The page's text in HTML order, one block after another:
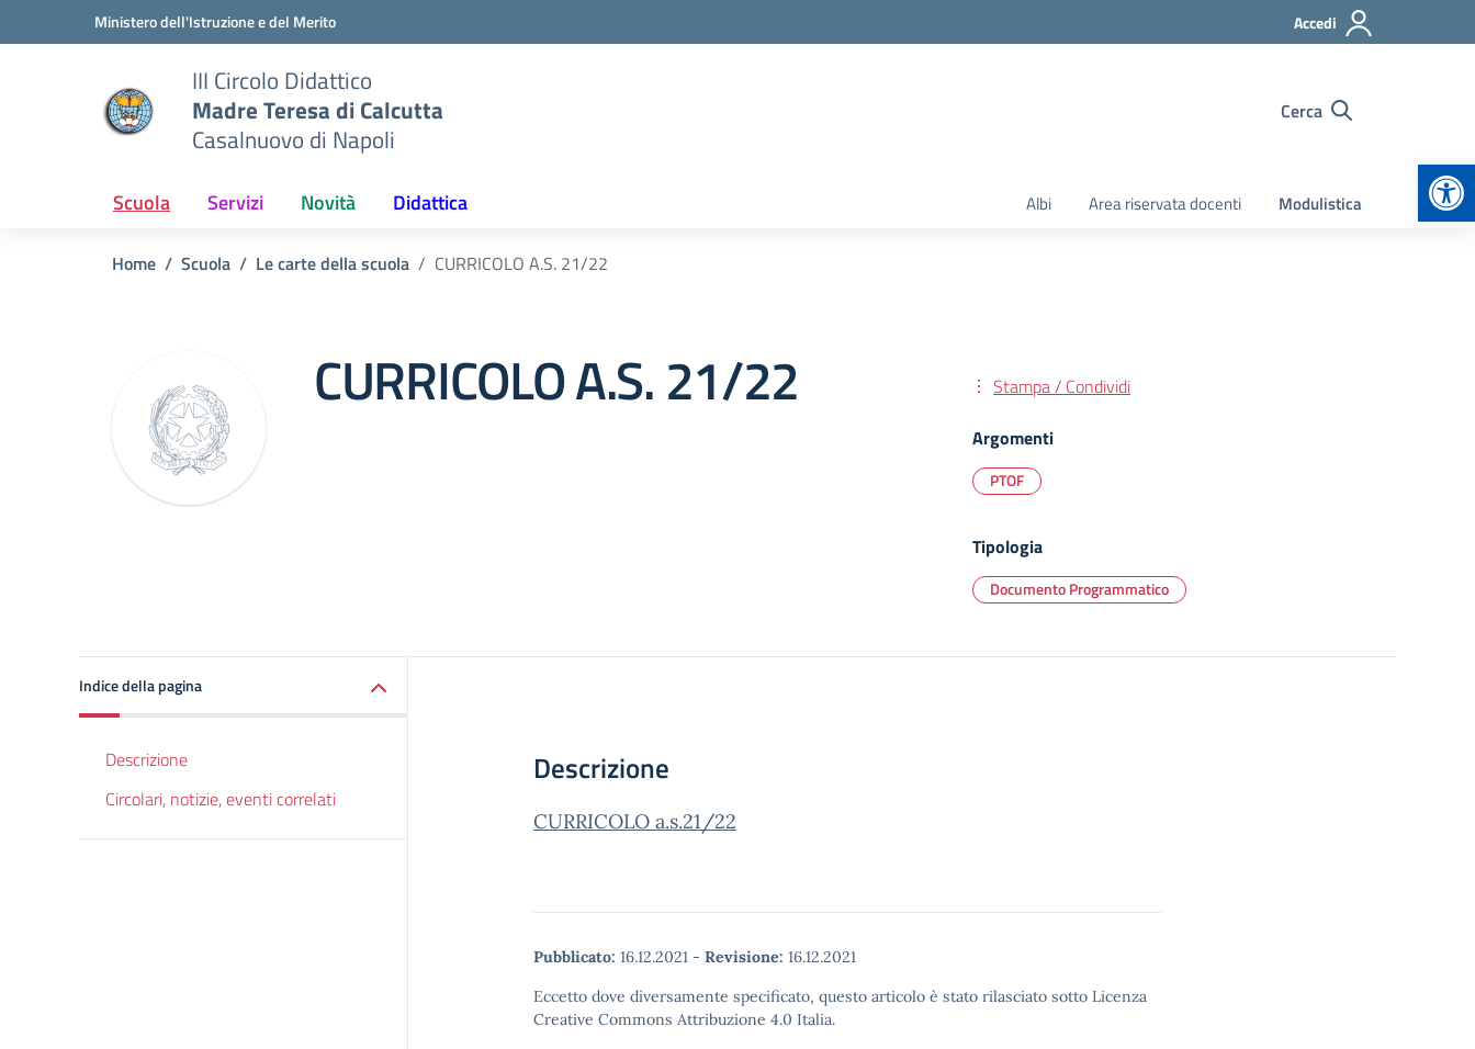
Vai ai contenuti
Vai al menu di navigazioneMinistero dell'Istruzione e del Merito Accedi
III Circolo Didattico
Madre Teresa di Calcutta
Casalnuovo di Napoli
Cerca
Scuola Servizi Novità Didattica Albi Area riservata docenti Modulistica
Home Scuola Le carte della scuola CURRICOLO A.S. 21/22
CURRICOLO A.S. 21/22
Stampa / Condividi
Argomenti
PTOF
Tipologia
Documento Programmatico
Indice della pagina
Descrizione
Circolari, notizie, eventi correlati
Descrizione
CURRICOLO a.s.21/22
Pubblicato: 16.12.2021 - Revisione: 16.12.2021
Eccetto dove diversamente specificato, questo articolo è stato rilasciato sotto Licenza
Creative Commons Attribuzione 4.0 Italia.